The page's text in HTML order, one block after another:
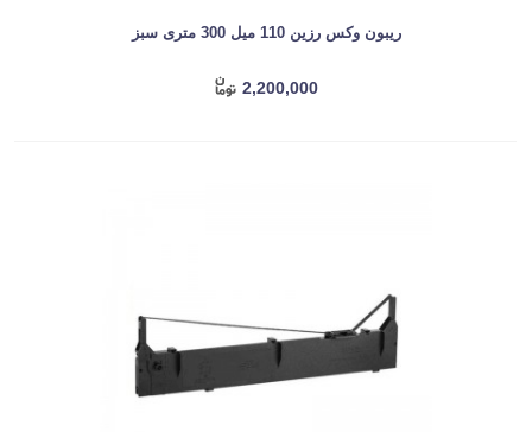
ریبون وکس رزین 110 میل 300 متری سبز
2,200,000